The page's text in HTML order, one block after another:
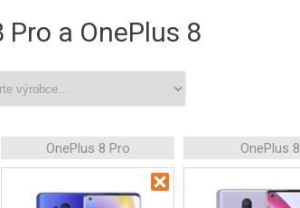
a OnePlus 8
OnePlus 8 Pro OnePlus 8